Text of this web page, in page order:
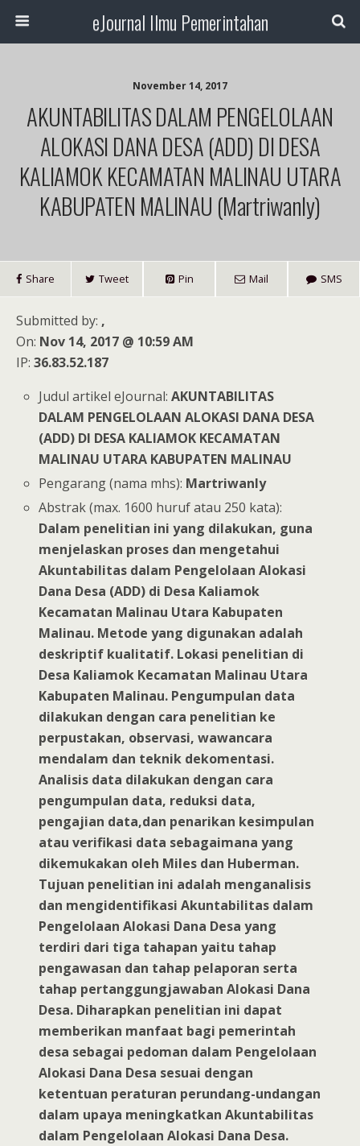
eJournal Ilmu Pemerintahan
November 14, 2017
AKUNTABILITAS DALAM PENGELOLAAN
ALOKASI DANA DESA (ADD) DI DESA
KALIAMOK KECAMATAN MALINAU UTARA
KABUPATEN MALINAU (Martriwanly)
Share Tweet Pin Mail SMS
Submitted by: ,
On: Nov 14, 2017 @ 10:59 AM
IP: 36.83.52.187
Judul artikel eJournal:AKUNTABILITAS
DALAM PENGELOLAAN ALOKASI DANA DESA
(ADD) DI DESA KALIAMOK KECAMATAN
MALINAU UTARA KABUPATEN MALINAU
Pengarang (nama mhs): Martriwanly
Abstrak (max. 1600 huruf atau 250 kata):
Dalam penelitian ini yang dilakukan, guna
menjelaskan proses dan mengetahui
Akuntabilitas dalam Pengelolaan Alokasi
Dana Desa (ADD) di Desa Kaliamok
Kecamatan Malinau Utara Kabupaten
Malinau. Metode yang digunakan adalah
deskriptif kualitatif. Lokasi penelitian di
Desa Kaliamok Kecamatan Malinau Utara
Kabupaten Malinau. Pengumpulan data
dilakukan dengan cara penelitian ke
perpustakan, observasi, wawancara
mendalam dan teknik dekomentasi.
Analisis data dilakukan dengan cara
pengumpulan data, reduksi data,
pengajian data,dan penarikan kesimpulan
atau verifikasi data sebagaimana yang
dikemukakan oleh Miles dan Huberman.
Tujuan penelitian ini adalah menganalisis
dan mengidentifikasi Akuntabilitas dalam
Pengelolaan Alokasi Dana Desa yang
terdiri dari tiga tahapan yaitu tahap
pengawasan dan tahap pelaporan serta
tahap pertanggungjawaban Alokasi Dana
Desa. Diharapkan penelitian ini dapat
memberikan manfaat bagi pemerintah
desa sebagai pedoman dalam Pengelolaan
Alokasi Dana Desa sesuai dengan
ketentuan peraturan perundang-undangan
dalam upaya meningkatkan Akuntabilitas
dalam Pengelolaan Alokasi Dana Desa.